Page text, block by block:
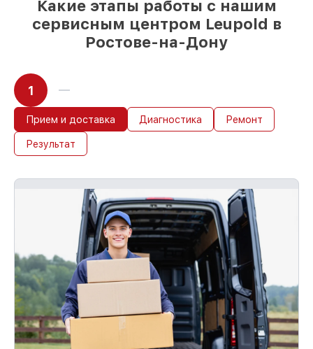
Какие этапы работы с нашим
сервисным центром Leupold в
Ростове-на-Дону
1
Прием и доставка Диагностика Ремонт
Результат